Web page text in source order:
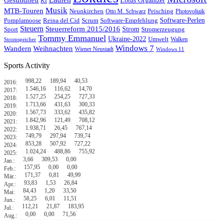
MTB-Touren Musik Neunkirchen Otto M. Schwarz Peisching Photovoltaik
Pomplamoose Reina del Cid Scrum Software-Empfehlung Software-Perlen
Sport Steuern Steuerreform 2015/2016 Strom Stromerzeugung
Stromspeicher Tommy Emmanuel Ukraine-2022 Umwelt Walken
Wandern Weihnachten Wiener Neustadt Windows 7 Windows 11
Sports Activity
2016: 998,22 189,94
40,53
2017:
1.546,16 116,62
14,70
2018:
1.527,25 254,25
727,33
2019:
1.713,66 431,63
300,33
2020:
1.567,73 333,62
435,82
2021:
1.842,96 121,49
708,12
2022:
1.938,71 26,45
767,14
2023:
749,79 297,94
739,74
2024:
853,28 507,92
727,22
2025:
1.024,24 488,86
755,92
Jan.:
3,66 309,53
0,00
Feb.:
157,95 0,00
0,00
Mär.:
171,37 0,81
49,99
Apr.:
93,83 1,53
26,84
Mai:
84,43 1,20
33,50
Jun.:
58,25 6,01
11,51
Jul.:
112,21 21,87
183,95
Aug.:
0,00 0,00
71,56